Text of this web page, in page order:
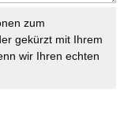
zum
gekürzt mit Ihrem
wir Ihren echten